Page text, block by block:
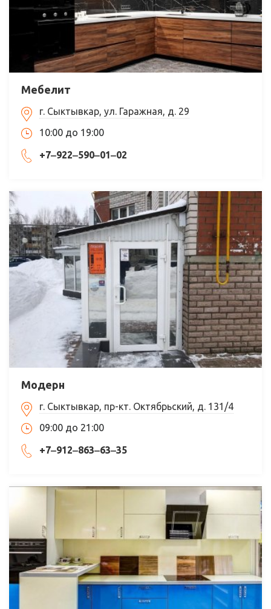
Мебелит
г. Сыктывкар, ул. Гаражная, д. 29
10:00 до 19:00
+7‒922‒590‒01‒02
Модерн
г. Сыктывкар, пр-кт. Октябрьский, д. 131/4
09:00 до 21:00
+7‒912‒863‒63‒35